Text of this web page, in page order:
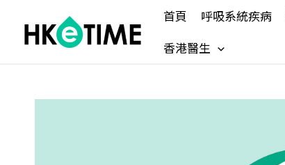
content
首頁 呼吸系統疾病
香港醫生